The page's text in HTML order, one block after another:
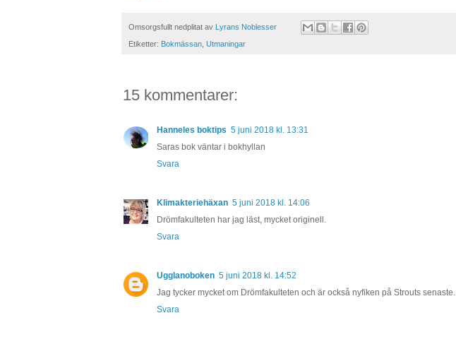
Omsorgsfullt nedplitat av Lyrans Noblesser
Etiketter: Bokmässan Utmaningar
15 kommentarer:
Hanneles boktips 5 juni 2018 kl. 13:31
Saras bok väntar i bokhyllan
Svara
Klimakteriehäxan 5 juni 2018 kl. 14:06
Drömfakulteten har jag läst, mycket originell.
Svara
Ugglanoboken 5 juni 2018 kl. 14:52
Jag tycker mycket om Drömfakulteten och är också nyfiken på Strouts senaste.
Svara